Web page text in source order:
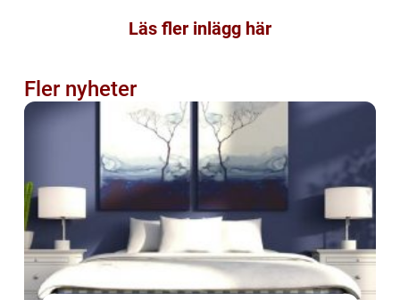
Läs fler inlägg här
Fler nyheter